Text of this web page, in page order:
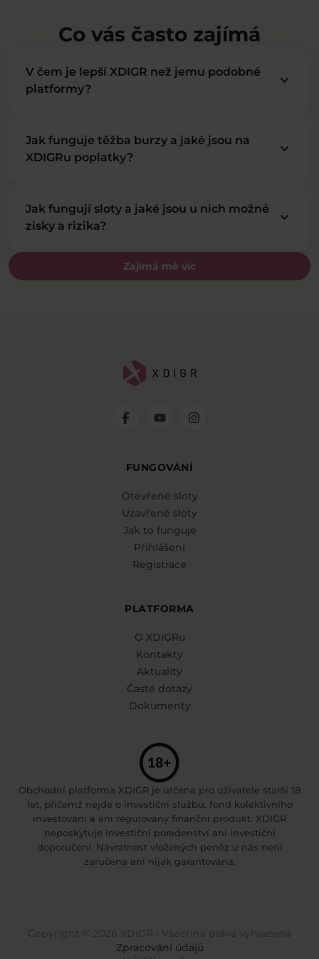
Co vás často zajímá
Zajímá mě víc
V čem je lepší XDIGR než jemu podobné
platformy?
keyboard_arrow_down
Jak funguje těžba burzy a jaké jsou na
XDIGRu poplatky?
keyboard_arrow_down
Jak fungují sloty a jaké jsou u nich možné
zisky a rizika?
keyboard_arrow_down
FUNGOVÁNÍ
Otevřené sloty
Uzavřené sloty
Jak to funguje
Přihlášení
Registrace
PLATFORMA
O XDIGRu
Kontakty
Aktuality
Časté dotazy
Dokumenty
Obchodní platforma XDIGR je určena pro uživatele starší 18
let, přičemž nejde o investiční službu, fond kolektivního
investování a ani regulovaný finanční produkt. XDIGR
neposkytuje investiční poradenství ani investiční
doporučení. Návratnost vložených peněz u nás není
zaručena ani nijak garantována.
Zpracování údajů